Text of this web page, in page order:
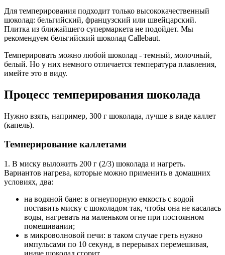
Для темперирования подходит только высококачественный
шоколад: бельгийский, французский или швейцарский.
Плитка из ближайшего супермаркета не подойдет. Мы
рекомендуем бельгийский шоколад Callebaut.
Темперировать можно любой шоколад - темный, молочный,
белый. Но у них немного отличается температура плавления,
имейте это в виду.
Процесс темперирования шоколада
Нужно взять, например, 300 г шоколада, лучше в виде каллет
(капель).
Темперирование каллетами
1. В миску выложить 200 г (2/3) шоколада и нагреть.
Вариантов нагрева, которые можно применить в домашних
условиях, два:
на водяной бане: в огнеупорную емкость с водой
поставить миску с шоколадом так, чтобы она не касалась
воды, нагревать на маленьком огне при постоянном
помешивании;
в микроволновой печи: в таком случае греть нужно
импульсами по 10 секунд, в перерывах перемешивая,